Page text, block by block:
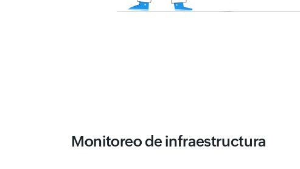
Monitoreo de infraestructura